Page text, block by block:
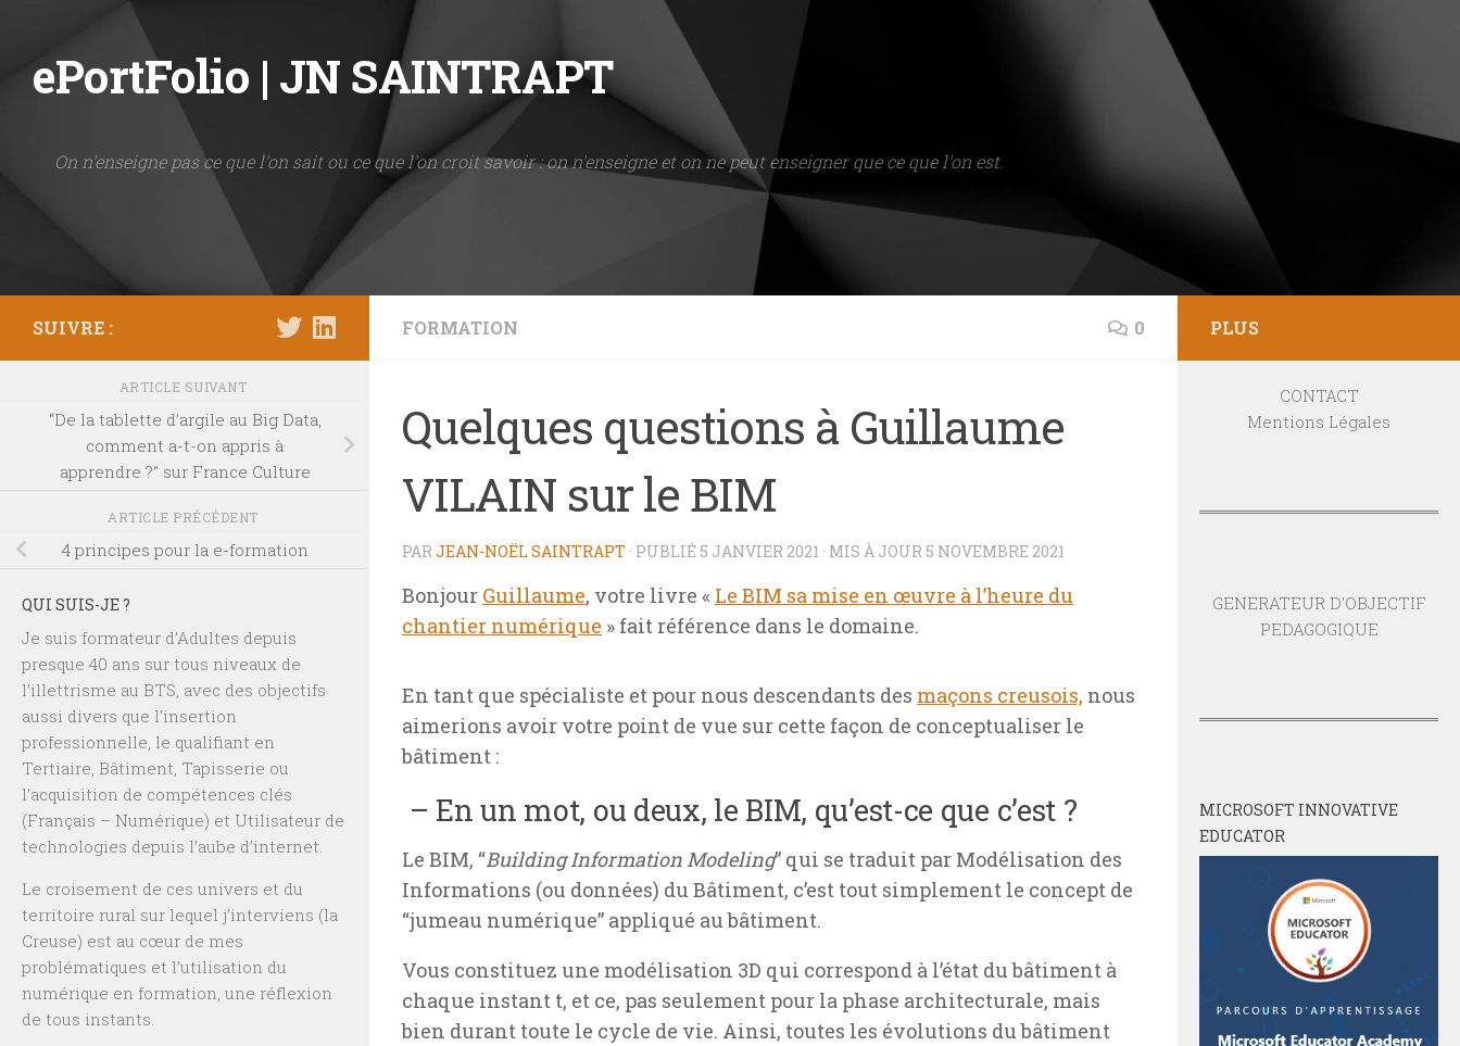
Skip to content
ePortFolio | JN SAINTRAPT
On n'enseigne pas ce que l'on sait ou ce que l'on croit savoir : on n'enseigne et on ne peut enseigner que ce que l'on est.
FORMATION 0
Quelques questions à Guillaume
VILAIN sur le BIM
PARJEAN-NOËL SAINTRAPT · PUBLIÉ 5 JANVIER 2021 · MIS À JOUR 5 NOVEMBRE 2021
Bonjour Guillaume, votre livre « Le BIM sa mise en œuvre à l’heure du
chantier numérique » fait référence dans le domaine.
En tant que spécialiste et pour nous descendants des maçons creusois, nous
aimerions avoir votre point de vue sur cette façon de conceptualiser le
bâtiment :
– En un mot, ou deux, le BIM, qu’est-ce que c’est ?
Le BIM, “Building Information Modeling” qui se traduit par Modélisation des
Informations (ou données) du Bâtiment, c’est tout simplement le concept de
“jumeau numérique” appliqué au bâtiment.
Vous constituez une modélisation 3D qui correspond à l’état du bâtiment à
chaque instant t, et ce, pas seulement pour la phase architecturale, mais
bien durant toute le cycle de vie. Ainsi, toutes les évolutions du bâtiment
SUIVRE :
ARTICLE SUIVANT
“De la tablette d’argile au Big Data,
comment a-t-on appris à
apprendre ?” sur France Culture
ARTICLE PRÉCÉDENT
4 principes pour la e-formation
QUI SUIS-JE ?
Je suis formateur d’Adultes depuis
presque 40 ans sur tous niveaux de
l’illettrisme au BTS, avec des objectifs
aussi divers que l’insertion
professionnelle, le qualifiant en
Tertiaire, Bâtiment, Tapisserie ou
l’acquisition de compétences clés
(Français – Numérique) et Utilisateur de
technologies depuis l’aube d’internet.
Le croisement de ces univers et du
territoire rural sur lequel j’interviens (la
Creuse) est au cœur de mes
problématiques et l’utilisation du
numérique en formation, une réflexion
de tous instants.
PLUS
CONTACT
Mentions Légales
GENERATEUR D'OBJECTIF
PEDAGOGIQUE
MICROSOFT INNOVATIVE
EDUCATOR